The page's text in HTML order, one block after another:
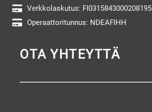
Verkkolaskutus: FI0315843000208195
Operaattoritunnus: NDEAFIHH
OTA YHTEYTTÄ